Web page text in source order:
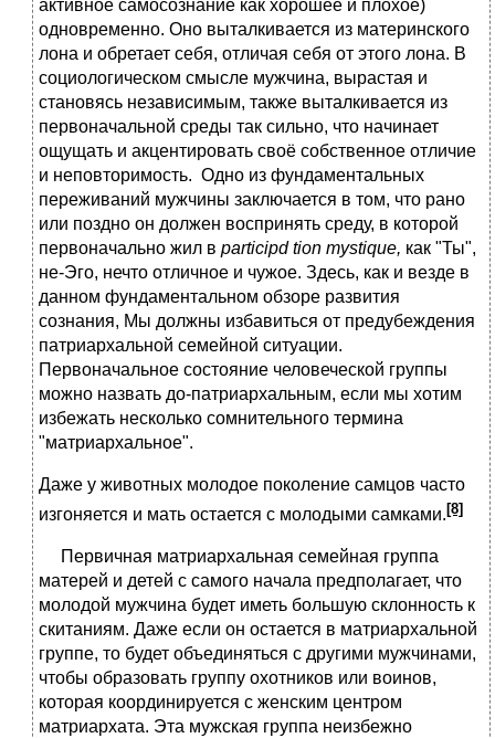
активное самосознание как хорошее и плохое)
одновременно. Оно выталкивается из материнского
лона и обретает себя, отличая себя от этого лона. В
социологическом смысле мужчина, вырастая и
становясь независимым, также выталкивается из
первоначальной среды так сильно, что начинает
ощущать и акцентировать своё собственное отличие
и неповторимость. Одно из фундаментальных
переживаний мужчины заключается в том, что рано
или поздно он должен воспринять среду, в которой
первоначально жил в participd tion mystique, как "Ты",
не-Эго, нечто отличное и чужое. Здесь, как и везде в
данном фундаментальном обзоре развития
сознания, Mы должны избавиться от предубеждения
патриархальной семейной ситуации.
Первоначальное состояние человеческой группы
можно назвать до-патриархальным, если мы хотим
избежать несколько сомнительного термина
"матриархальное".
Даже у животных молодое поколение самцов часто
изгоняется и мать остается с молодыми самками.[8]
Первичная матриархальная семейная группа
матерей и детей с самого начала предполагает, что
молодой мужчина будет иметь большую склонность к
скитаниям. Даже если он остается в матриархальной
группе, то будет объединяться с другими мужчинами,
чтобы образовать группу охотников или воинов,
которая координируется с женским центром
матриархата. Эта мужская группа неизбежно